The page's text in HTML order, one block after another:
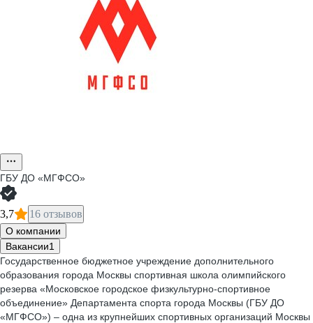
ГБУ ДО «МГФСО»
3,7 16 отзывов
О компании
Вакансии1
Государственное бюджетное учреждение дополнительного
образования города Москвы спортивная школа олимпийского
резерва «Московское городское физкультурно-спортивное
объединение» Департамента спорта города Москвы (ГБУ ДО
«МГФСО») – одна из крупнейших спортивных организаций Москвы